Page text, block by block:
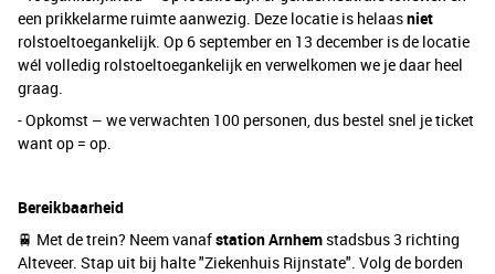
een prikkelarme ruimte aanwezig. Deze locatie is helaasniet
rolstoeltoegankelijk. Op 6 september en 13 december is de locatie
wél volledig rolstoeltoegankelijk en verwelkomen we je daar heel
graag.
- Opkomst – we verwachten 100 personen, dus bestel snel je ticket
want op = op.
Bereikbaarheid
🚆 Met de trein? Neem vanafstation Arnhem stadsbus 3 richting
Alteveer. Stap uit bij halte "Ziekenhuis Rijnstate". Volg de borden